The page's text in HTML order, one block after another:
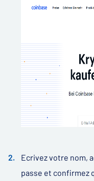
Ecrivez votre nom,
passe et confirmez